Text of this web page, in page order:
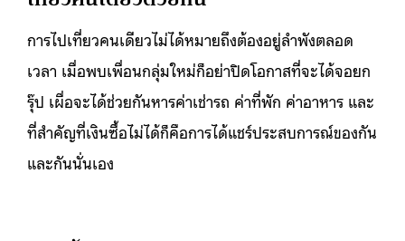
การไปเที่ยวคนเดียวไม่ได้หมายถึงต้องอยู่ลำพังตลอด
เวลา เมื่อพบเพื่อนกลุ่มใหม่ก็อย่าปิดโอกาสที่จะได้จอยก
รุ๊ป เผื่อจะได้ช่วยกันหารค่าเช่ารถ ค่าที่พัก ค่าอาหาร และ
ที่สำคัญที่เงินซื้อไม่ได้ก็คือการได้แชร์ประสบการณ์ของกัน
และกันนั่นเอง